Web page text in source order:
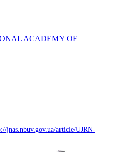
ACADEMY OF
jnas.nbuv.gov.ua/article/UJRN-